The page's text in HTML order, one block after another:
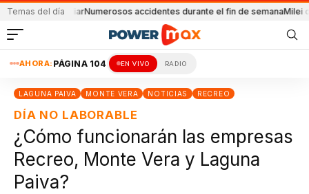
Temas del día
familiarNumerosos accidentes durante el fin de semanaMilei oficializó
AHORA: PÁGINA 104 EN VIVO RADIO
LAGUNA PAIVA MONTE VERA NOTICIAS RECREO
DÍA NO LABORABLE
¿Cómo funcionarán las empresas
Recreo, Monte Vera y Laguna
Paiva?